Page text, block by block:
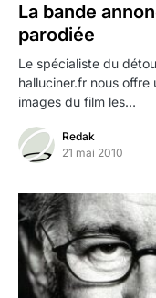
La bande
parodiée
Le spécialiste du
halluciner.fr nous offre
images du film les…
Redak
21 mai 2010